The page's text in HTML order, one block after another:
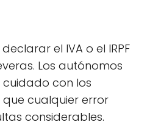
el IVA o el IRPF
Los autónomos
con los
que cualquier error
considerables.